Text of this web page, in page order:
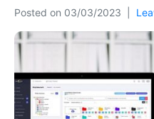
Posted on 03/03/2023